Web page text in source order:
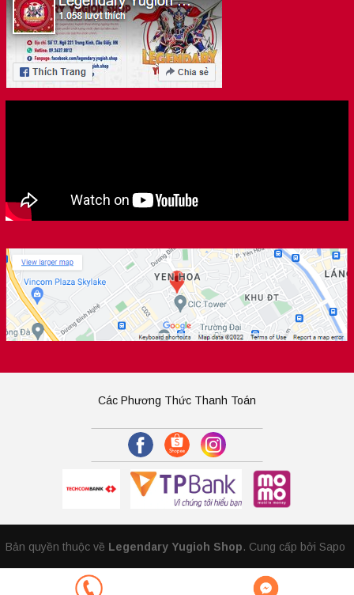
Các Phương Thức Thanh Toán
Bản quyền thuộc về Legendary Yugioh Shop. Cung cấp bởi Sapo